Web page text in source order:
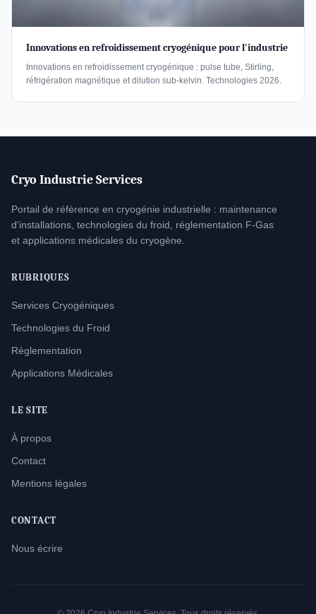
Innovations en refroidissement cryogénique pour l'industrie
Innovations en refroidissement cryogénique : pulse tube, Stirling,
réfrigération magnétique et dilution sub-kelvin. Technologies 2026.
Cryo Industrie Services
Portail de référence en cryogénie industrielle : maintenance
d'installations, technologies du froid, réglementation F-Gas
et applications médicales du cryogène.
RUBRIQUES
Services Cryogéniques
Technologies du Froid
Réglementation
Applications Médicales
LE SITE
À propos
Contact
Mentions légales
CONTACT
Nous écrire